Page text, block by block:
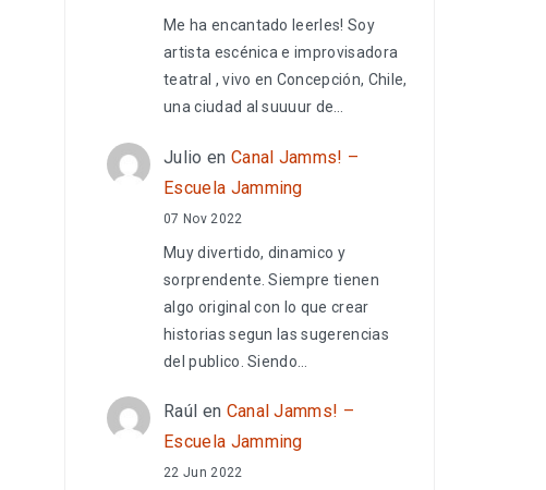
Me ha encantado leerles! Soy
artista escénica e improvisadora
teatral , vivo en Concepción, Chile,
una ciudad al suuuur de…
Julio en Canal Jamms! –
Escuela Jamming
07 Nov 2022
Muy divertido, dinamico y
sorprendente. Siempre tienen
algo original con lo que crear
historias segun las sugerencias
del publico. Siendo…
Raúl en Canal Jamms! –
Escuela Jamming
22 Jun 2022